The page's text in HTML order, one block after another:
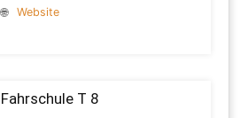
🌐
Website
Fahrschule T 8